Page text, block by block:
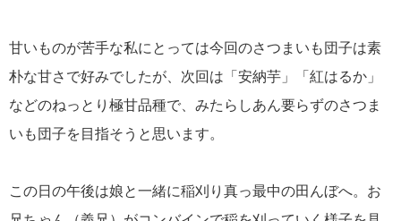
甘いものが苦手な私にとっては今回のさつまいも団子は素
朴な甘さで好みでしたが、次回は「安納芋」「紅はるか」
などのねっとり極甘品種で、みたらしあん要らずのさつま
いも団子を目指そうと思います。
この日の午後は娘と一緒に稲刈り真っ最中の田んぼへ。お